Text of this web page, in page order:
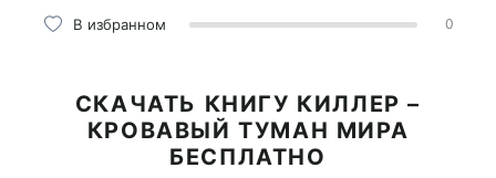
В избранном 0
СКАЧАТЬ КНИГУ КИЛЛЕР –
КРОВАВЫЙ ТУМАН МИРА
БЕСПЛАТНО